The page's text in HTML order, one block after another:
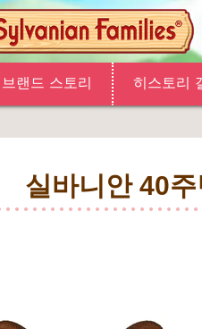
브랜드 스토리 히스토리
실바니안 40